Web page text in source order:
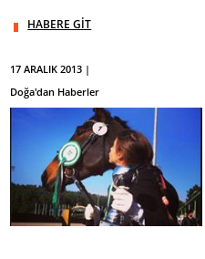
HABERE GİT
17 ARALIK 2013 |
Doğa'dan Haberler